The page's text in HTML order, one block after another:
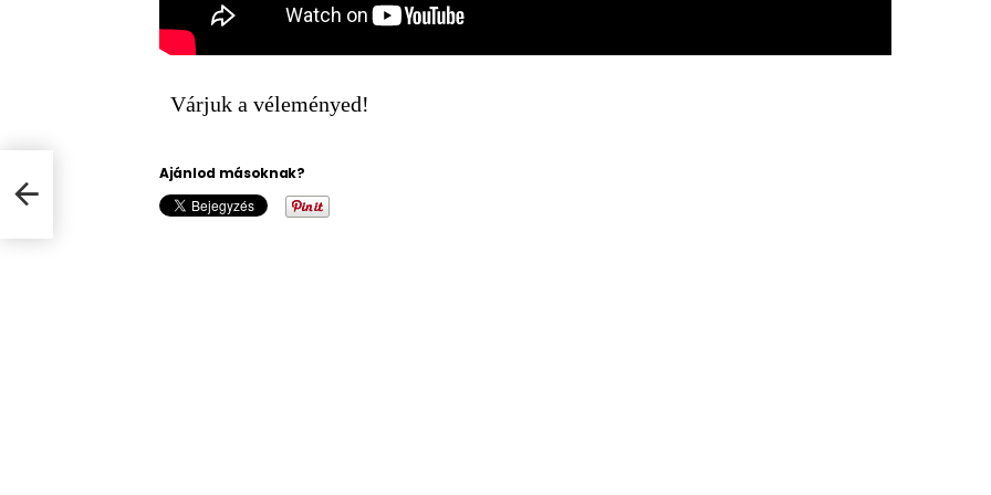
Várjuk a véleményed!
Ajánlod másoknak?